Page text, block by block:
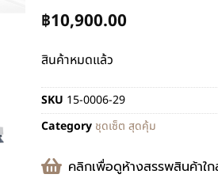
฿10,900.00
สินค้าหมดแล้ว
SKU 15-0006-29
Category ชุดเซ็ต สุดคุ้ม
คลิกเพื่อดูห้างสรรพสินค้าใ